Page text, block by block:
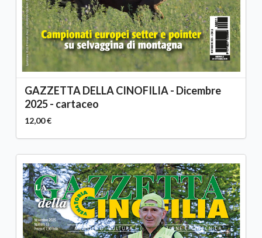
GAZZETTA DELLA CINOFILIA - Dicembre
2025 - cartaceo
12,00 €